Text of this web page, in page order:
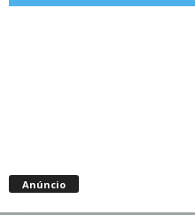
Anúncio